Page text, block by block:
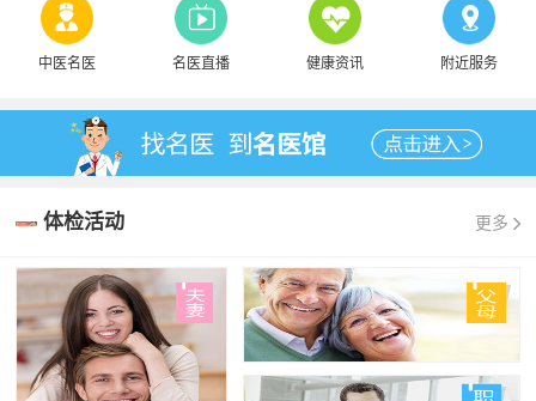
中医名医 名医直播 健康资讯 附近服务
体检活动 更多